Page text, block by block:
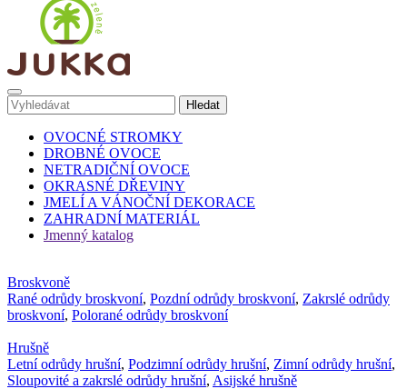
OVOCNÉ STROMKY
DROBNÉ OVOCE
NETRADIČNÍ OVOCE
OKRASNÉ DŘEVINY
JMELÍ A VÁNOČNÍ DEKORACE
ZAHRADNÍ MATERIÁL
Jmenný katalog
Broskvoně
Rané odrůdy broskvoní, Pozdní odrůdy broskvoní, Zakrslé odrůdy
broskvoní, Polorané odrůdy broskvoní
Hrušně
Letní odrůdy hrušní, Podzimní odrůdy hrušní, Zimní odrůdy hrušní,
Sloupovité a zakrslé odrůdy hrušní, Asijské hrušně